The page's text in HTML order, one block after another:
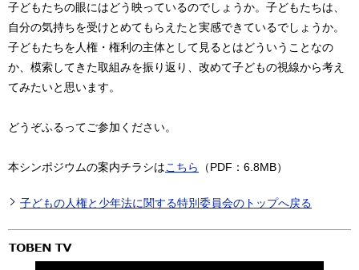
子どもたちの眼にはどう映っているのでしょうか。子どもたちは、
自分の気持ちを受けとめてもらえたと実感できているでしょうか。
子どもたちを人権・権利の主体として見るとはどういうことなの
か、模索してきた取組みを振り返り、改めて子どもの視線から考え
てみたいと思います。
どうぞふるってご参加ください。
本シンポジウムの案内チラシはこちら （PDF：6.8MB）
子どもの人権と少年法に関する特別委員会のトップへ戻る